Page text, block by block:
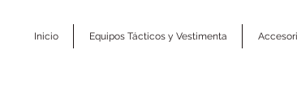
Inicio Equipos Tácticos y Vestimenta